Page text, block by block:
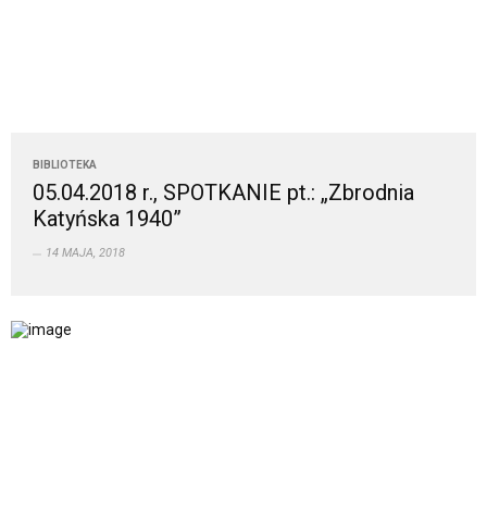
BIBLIOTEKA
05.04.2018 r., SPOTKANIE pt.: „Zbrodnia
Katyńska 1940”
14 MAJA, 2018